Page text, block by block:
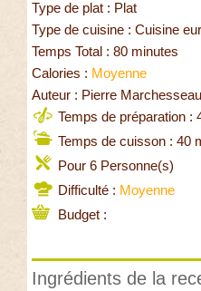
Type de plat : Plat
Type de cuisine : Cuisine
Temps Total : 80 minutes
Calories : Moyenne
Auteur : Pierre Marchesseau
Temps de préparation :
Temps de cuisson : 40
Pour 6 Personne(s)
Difficulté : Moyenne
Budget :
Ingrédients de la